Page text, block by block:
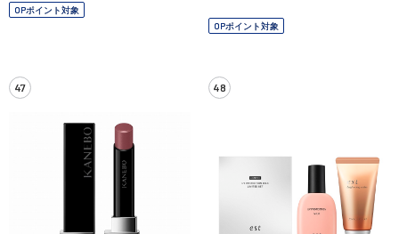
OPポイント対象
OPポイント対象
47 48